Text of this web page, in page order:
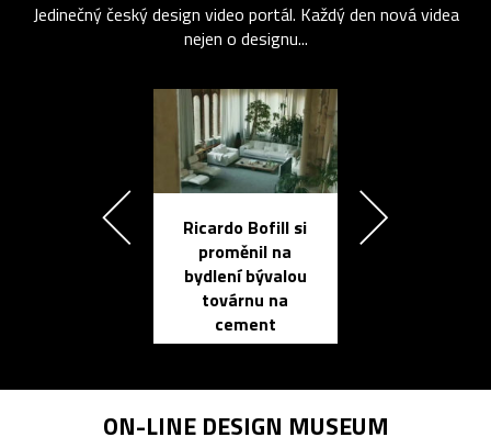
Jedinečný český design video portál. Každý den nová videa
nejen o designu...
Ricardo Bofill si
proměnil na
bydlení bývalou
továrnu na
cement
ON-LINE DESIGN MUSEUM